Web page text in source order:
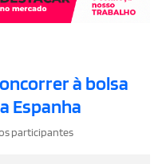
à bolsa
Espanha
participantes